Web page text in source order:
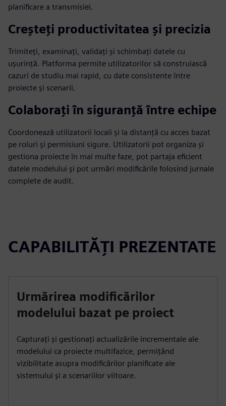
planificare a transmisiei.
Creșteți productivitatea și precizia
Trimiteți, examinați, validați și schimbați datele cu
ușurință. Platforma permite utilizatorilor să construiască
cazuri de studiu mai rapid, cu date consistente între
proiecte și scenarii.
Colaborați în siguranță între echipe
Coordonează utilizatorii locali și la distanță cu acces bazat
pe roluri și permisiuni sigure. Utilizatorii pot organiza și
gestiona proiecte în mai multe faze, pot partaja eficient
datele modelului și pot urmări modificările folosind jurnale
complete de audit.
CAPABILITĂȚI PREZENTATE
Urmărirea modificărilor
modelului bazat pe proiect
Capturați și gestionați actualizările incrementale ale
modelului ca proiecte multifazice, permițând
vizibilitate asupra modificărilor planificate ale
sistemului și a scenariilor viitoare.